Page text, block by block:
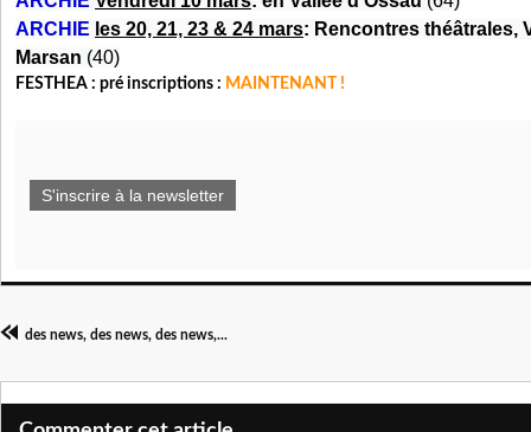
ARCHIE les 20, 21, 23 & 24 mars: Rencontres théâtrales,
Marsan (40)
FESTHEA : pré inscriptions : MAINTENANT !
S'inscrire à la newsletter
des news, des news, des news,...